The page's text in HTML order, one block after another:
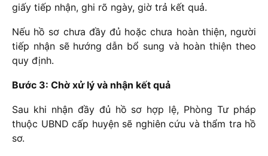
giấy tiếp nhận, ghi rõ ngày, giờ trả kết quả.
Nếu hồ sơ chưa đầy đủ hoặc chưa hoàn thiện, người
tiếp nhận sẽ hướng dẫn bổ sung và hoàn thiện theo
quy định.
Bước 3: Chờ xử lý và nhận kết quả
Sau khi nhận đầy đủ hồ sơ hợp lệ, Phòng Tư pháp
thuộc UBND cấp huyện sẽ nghiên cứu và thẩm tra hồ
sơ.